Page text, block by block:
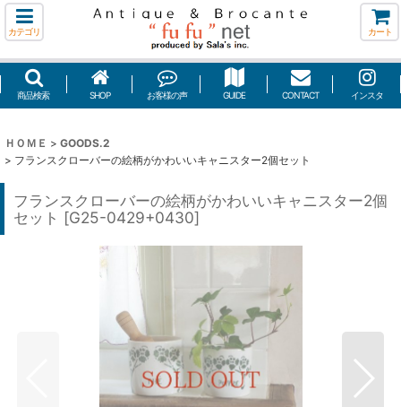
カテゴリ カート
商品検索 SHOP お客様の声 GUIDE CONTACT インスタ
ＨＯＭＥ > GOODS.2
> フランスクローバーの絵柄がかわいいキャニスター2個セット
フランスクローバーの絵柄がかわいいキャニスター2個
セット [G25-0429+0430]